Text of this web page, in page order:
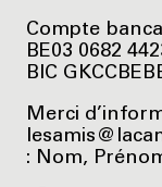
Compte
BE03 0682
BIC
Merci
: Nom,